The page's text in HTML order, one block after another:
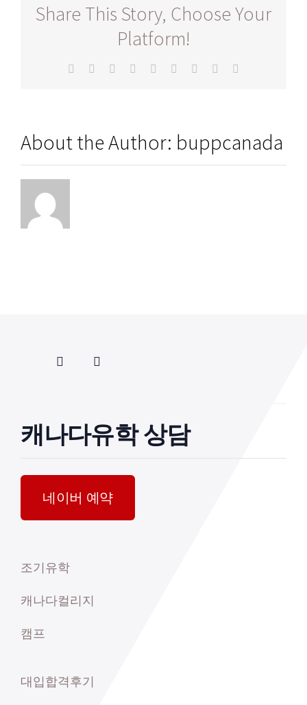
특
없
Share This Story, Choose Your
Platform!
Facebook
TwitterReddit LinkedInWhatsApp
TumblrPinterest
About the Author: buppcanada
캐나다유학 상담
네이버 예약
조기유학
캐나다컬리지
캠프
대입합격후기